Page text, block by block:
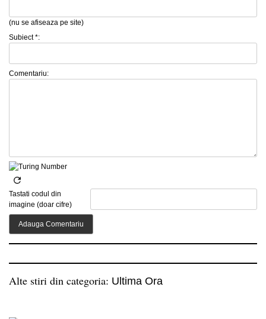
(nu se afiseaza pe site)
Subiect *:
Comentariu:
Tastati codul din
imagine (doar cifre)
Alte stiri din categoria: Ultima Ora